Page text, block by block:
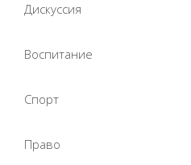
Дискуссия
Воспитание
Спорт
Право